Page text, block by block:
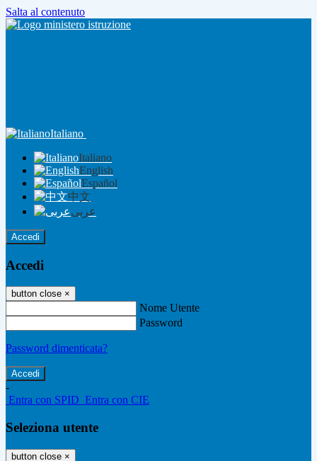
Salta al contenuto
Italiano
Italiano
English
Español
中文
عربى
Accedi
Accedi
button close ×
Nome Utente
Password
Password dimenticata?
-
Entra con SPID Entra con CIE
Seleziona utente
button close ×